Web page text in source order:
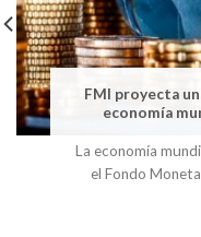
FMI proyecta
economía
La economía
el Fondo